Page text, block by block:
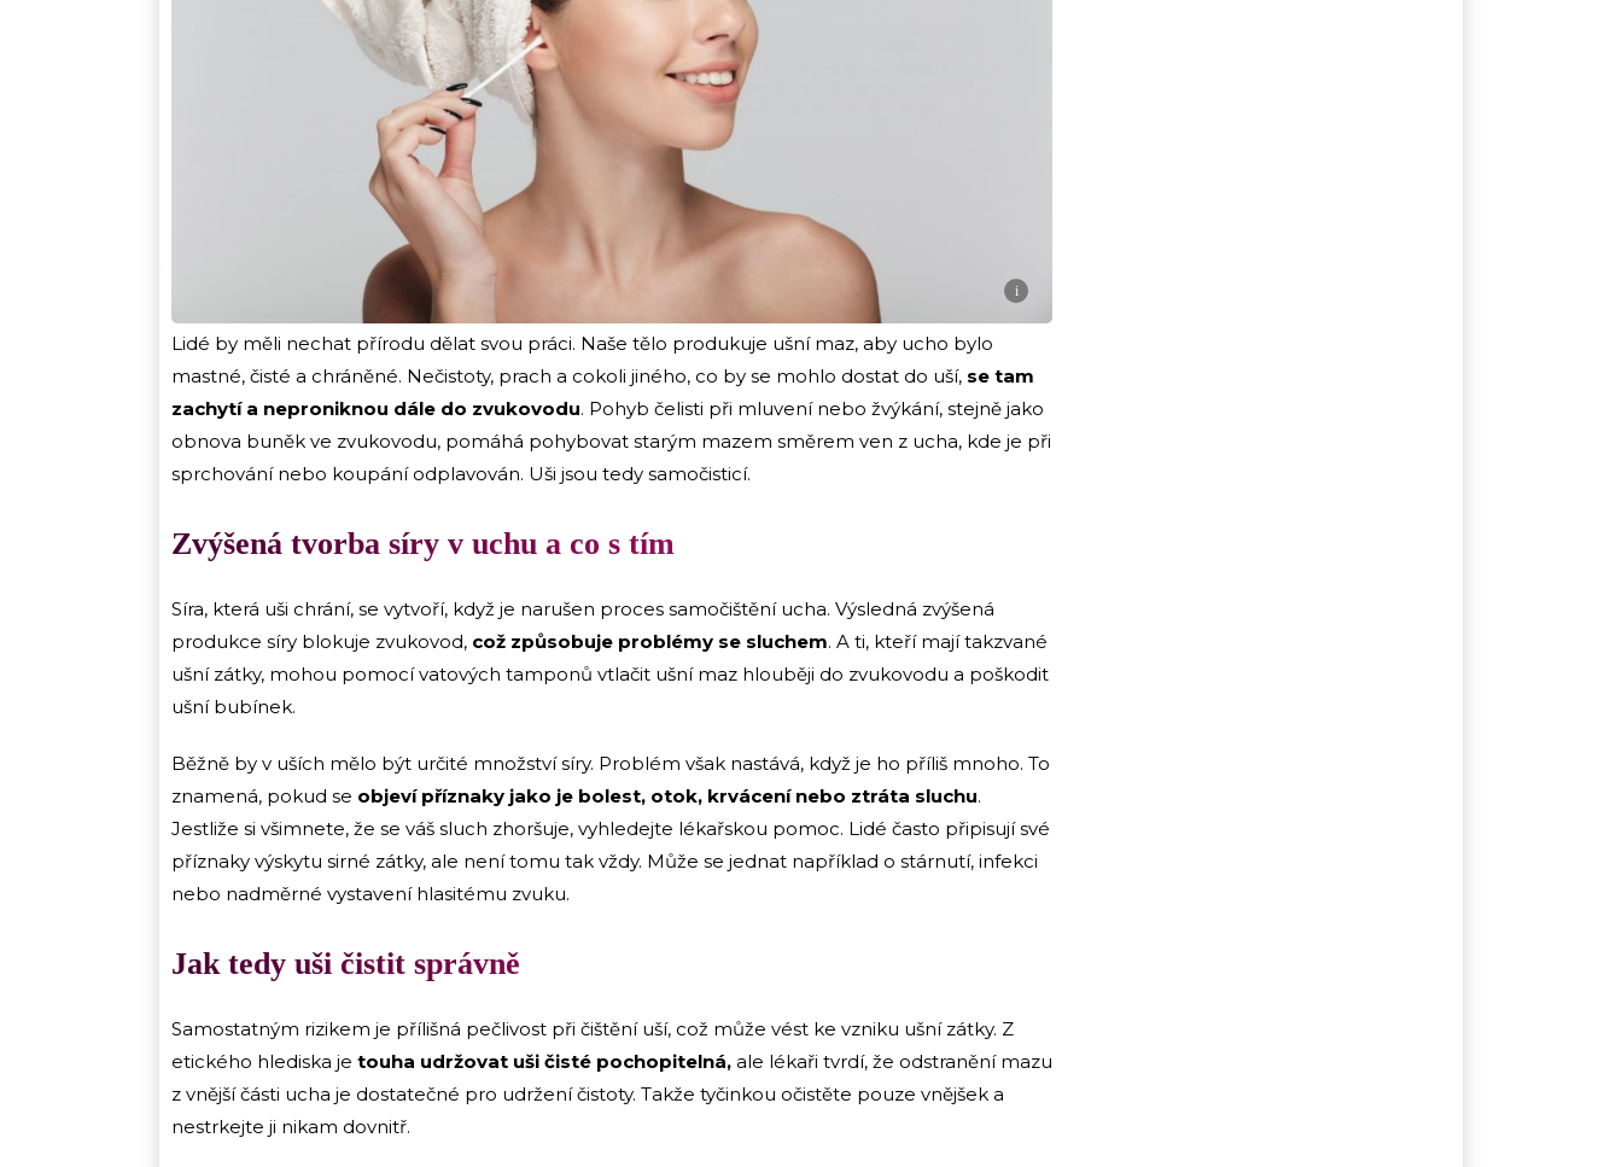
i
Lidé by měli nechat přírodu dělat svou práci. Naše tělo produkuje ušní maz, aby ucho bylo
mastné, čisté a chráněné. Nečistoty, prach a cokoli jiného, ​​co by se mohlo dostat do uší, se tam
zachytí a neproniknou dále do zvukovodu. Pohyb čelisti při mluvení nebo žvýkání, stejně jako
obnova buněk ve zvukovodu, pomáhá pohybovat starým mazem směrem ven z ucha, kde je při
sprchování nebo koupání odplavován. Uši jsou tedy samočisticí.
Zvýšená tvorba síry v uchu a co s tím
Síra, která uši chrání, se vytvoří, když je narušen proces samočištění ucha. Výsledná zvýšená
produkce síry blokuje zvukovod, což způsobuje problémy se sluchem. A ti, kteří mají takzvané
ušní zátky, mohou pomocí vatových tamponů vtlačit ušní maz hlouběji do zvukovodu a poškodit
ušní bubínek.
Běžně by v uších mělo být určité množství síry. Problém však nastává, když je ho příliš mnoho. To
znamená, pokud se objeví příznaky jako je bolest, otok, krvácení nebo ztráta sluchu.
Jestliže si všimnete, že se váš sluch zhoršuje, vyhledejte lékařskou pomoc. Lidé často připisují své
příznaky výskytu sirné zátky, ale není tomu tak vždy. Může se jednat například o stárnutí, infekci
nebo nadměrné vystavení hlasitému zvuku.
Jak tedy uši čistit správně
Samostatným rizikem je přílišná pečlivost při čištění uší, což může vést ke vzniku ušní zátky. Z
etického hlediska je touha udržovat uši čisté pochopitelná, ale lékaři tvrdí, že odstranění mazu
z vnější části ucha je dostatečné pro udržení čistoty. Takže tyčinkou očistěte pouze vnějšek a
nestrkejte ji nikam dovnitř.